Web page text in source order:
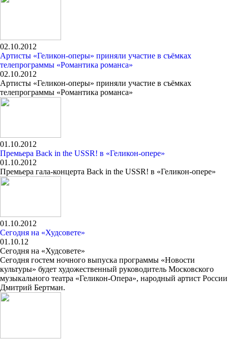
02.10.2012
Артисты «Геликон-оперы» приняли участие в съёмках
телепрограммы «Романтика романса»
02.10.2012
Артисты «Геликон-оперы» приняли участие в съёмках
телепрограммы «Романтика романса»
01.10.2012
Премьера Back in the USSR! в «Геликон-опере»
01.10.2012
Премьера гала-концерта Back in the USSR! в «Геликон-опере»
01.10.2012
Сегодня на «Худсовете»
01.10.12
Сегодня на «Худсовете»
Сегодня гостем ночного выпуска программы «Новости
культуры» будет художественный руководитель Московского
музыкального театра «Геликон-Опера», народный артист России
Дмитрий Бертман.